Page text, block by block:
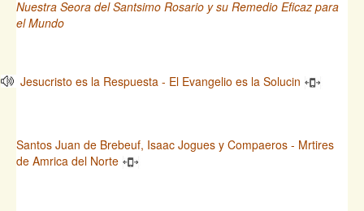
Nuestra Seora del Santsimo Rosario y su Remedio Eficaz para
el Mundo
Jesucristo es la Respuesta - El Evangelio es la Solucin
Santos Juan de Brebeuf, Isaac Jogues y Compaeros - Mrtires
de Amrica del Norte